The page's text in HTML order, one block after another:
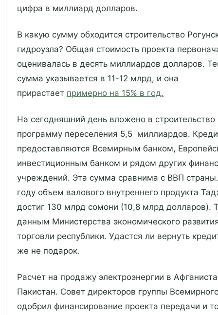
цифра в миллиард долларов.
В какую сумму обходится строительство
гидроузла? Общая стоимость проекта
оценивалась в десять миллиардов долларов.
сумма указывается в 11-12 млрд, и она
прирастает примерно на 15% в год.
На сегодняшний день вложено в строительство
программу переселения 5,5 миллиардов.
предоставляются Всемирным банком,
инвестиционным банком и рядом других
учреждений. Эта сумма сравнима с ВВП
году объем валового внутреннего продукта
достиг 130 млрд сомони (10,8 млрд долларов).
данным Министерства экономического
торговли республики. Удастся ли вернуть
же не подарок.
Расчет на продажу электроэнергии в
Пакистан. Совет директоров группы
одобрил финансирование проекта передачи и